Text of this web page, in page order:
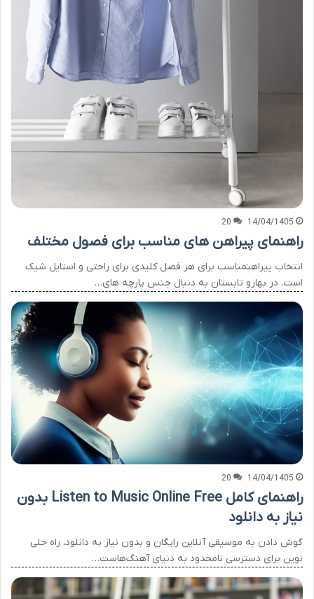
14/04/1405
20
راهنمای پیراهن های مناسب برای فصول مختلف
انتخاب پیراهنمناسب برای هر فصل کلیدی برای راحتی و استایل شیک
است. در بهارو تابستان به دنبال جنس پارچه های…
14/04/1405
20
راهنمای کامل Listen to Music Online Free بدون
نیاز به دانلود
گوش دادن به موسیقی آنلاین رایگان و بدون نیاز به دانلود، راه حلی
نوین برای دسترسی نامحدود به دنیای آهنگ‌هاست…